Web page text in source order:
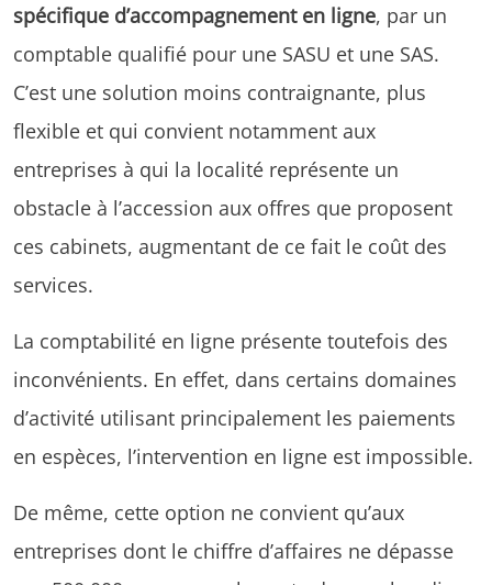
spécifique d’accompagnement en ligne, par un
comptable qualifié pour une SASU et une SAS.
C’est une solution moins contraignante, plus
flexible et qui convient notamment aux
entreprises à qui la localité représente un
obstacle à l’accession aux offres que proposent
ces cabinets, augmentant de ce fait le coût des
services.
La comptabilité en ligne présente toutefois des
inconvénients. En effet, dans certains domaines
d’activité utilisant principalement les paiements
en espèces, l’intervention en ligne est impossible.
De même, cette option ne convient qu’aux
entreprises dont le chiffre d’affaires ne dépasse